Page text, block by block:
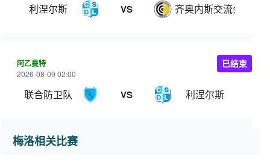
利涅尔斯 VS 齐奥内斯交流会
阿乙曼特
2026-08-09 02:00
联合防卫队 VS 利涅尔斯
已结束
梅洛相关比赛